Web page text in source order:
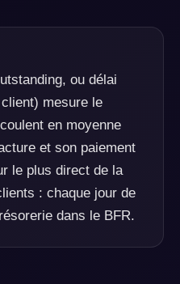
ou délai
mesure le
en moyenne
et son paiement
le plus direct de la
: chaque jour de
dans le BFR.